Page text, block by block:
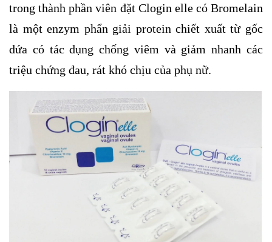
trong thành phần viên đặt Clogin elle có Bromelain
là một enzym phẩn giải protein chiết xuất từ gốc
dứa có tác dụng chống viêm và giảm nhanh các
triệu chứng đau, rát khó chịu của phụ nữ.